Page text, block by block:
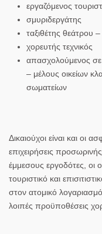
εργαζόμενος
σμυριδεργάτης
ταξιθέτης θεάτρου
χορευτής τεχνικός
απασχολούμενος σε
– μέλους οικείων
σωματείων
Δικαιούχοι είναι και οι
επιχειρήσεις
έμμεσους εργοδότες, οι
τουριστικό και
στον ατομικό
λοιπές προϋποθέσεις